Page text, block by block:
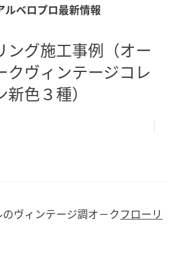
ルベロプロ最新情報
ング施工事例（オー
クヴィンテージコレ
色３種）
ヴィンテージ調オ－クフローリ